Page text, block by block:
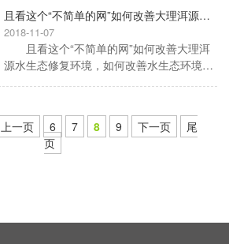
的风光绝美,毫不输杭州西湖。 西湖位于
云南
且看这个“不简单的网”如何改善大理洱源水生态修复环境
2018-11-07
且看这个“不简单的网”如何改善大理洱
源水生态修复环境，如何改善水生态环境?1
围隔
上一页 6 7 8 9 下一页
尾
页